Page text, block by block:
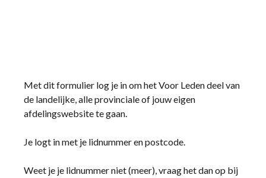
Met dit formulier log je in om het Voor Leden deel van
de landelijke, alle provinciale of jouw eigen
afdelingswebsite te gaan.
Je logt in met je lidnummer en postcode.
Weet je je lidnummer niet (meer), vraag het dan op bij